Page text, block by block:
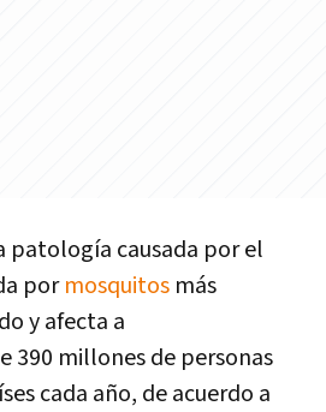
patología causada por el
pormosquitos más
y afecta a
390 millones de personas
cada año, de acuerdo a